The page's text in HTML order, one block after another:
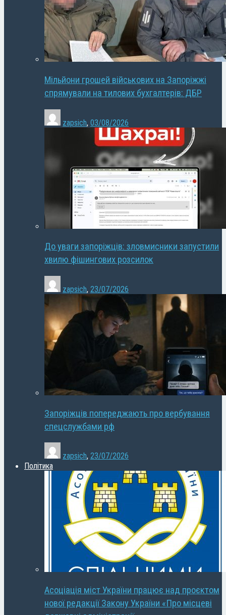
Мільйони грошей військових на Запоріжжі
спрямували на тилових бухгалтерів: ДБР
zapsich, 03/08/2026
До уваги запоріжців: зловмисники запустили
хвилю фішингових розсилок
zapsich, 23/07/2026
Запоріжців попереджають про вербування
спецслужбами рф
zapsich, 23/07/2026
Політика
Асоціація міст України працює над проєктом
нової редакції Закону України «Про місцеві